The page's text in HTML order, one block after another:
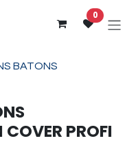
0
BATONS
COVER PROFI